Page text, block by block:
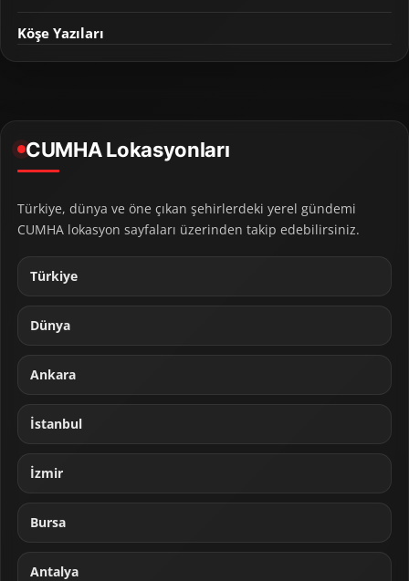
Köşe Yazıları
CUMHA Lokasyonları
Türkiye, dünya ve öne çıkan şehirlerdeki yerel gündemi
CUMHA lokasyon sayfaları üzerinden takip edebilirsiniz.
Türkiye
Dünya
Ankara
İstanbul
İzmir
Bursa
Antalya